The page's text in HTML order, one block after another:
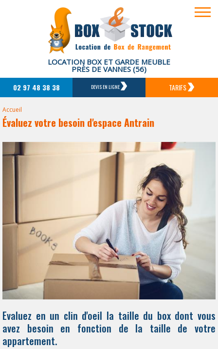
LOCATION BOX ET GARDE MEUBLE
PRÈS DE VANNES (56)
02 97 48 38 38 DEVIS EN LIGNE TARIFS
Accueil
Évaluez votre besoin d'espace Antrain
Evaluez en un clin d'oeil la taille du box dont vous
avez besoin en fonction de la taille de votre
appartement.